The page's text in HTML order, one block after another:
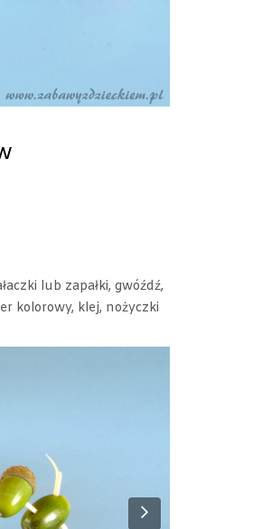
lub zapałki, gwóźdź,
kolorowy, klej, nożyczki
Next